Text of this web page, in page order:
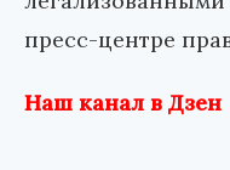
пресс-центре
Наш канал в Дзен